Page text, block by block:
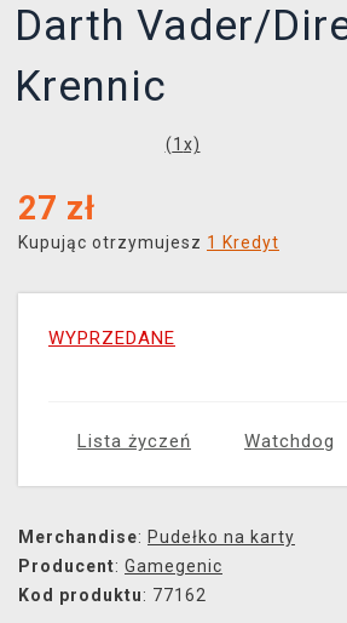
Darth Vader/
Krennic
(1 x)
27 zł
Kupując otrzymujesz 1 Kredyt
WYPRZEDANE
Lista życzeń Watchdog
Merchandise: Pudełko na karty
Producent: Gamegenic
Kod produktu: 77162